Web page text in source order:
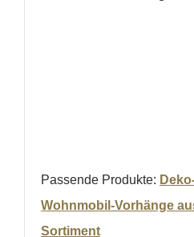
Passende Produkte:
Wohnmobil-Vorhänge
Sortiment